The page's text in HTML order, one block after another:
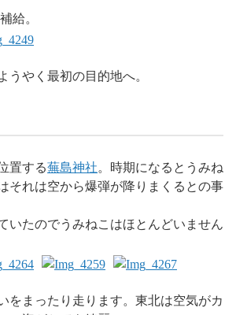
給。
うやく最初の目的地へ。
置する蕪島神社。時期になるとうみね
それは空から爆弾が降りまくるとの事
いたのでうみねこはほとんどいません
をまったり走ります。東北は空気がカ